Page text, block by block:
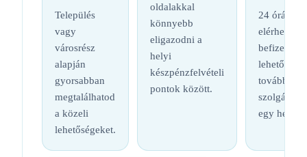
Település
vagy
városrész
alapján
gyorsabban
megtalálhatod
a közeli
lehetőségeket.
oldalakkal
könnyebb
eligazodni a
helyi
készpénzfelvételi
pontok között.
24 órás
befizetési
lehetőség
további
egy